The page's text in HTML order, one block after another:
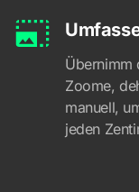
Übernimm
Zoome,
manuell,
jeden